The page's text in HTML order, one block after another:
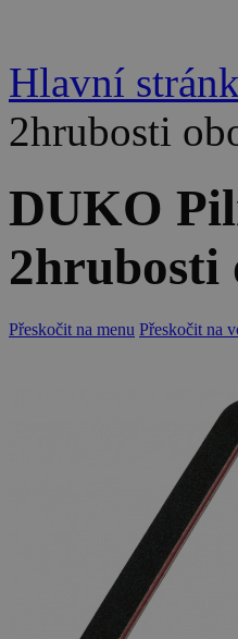
Hlavní
2hrubosti
DUKO
2hrubosti
Přeskočit na menu Přeskočit na